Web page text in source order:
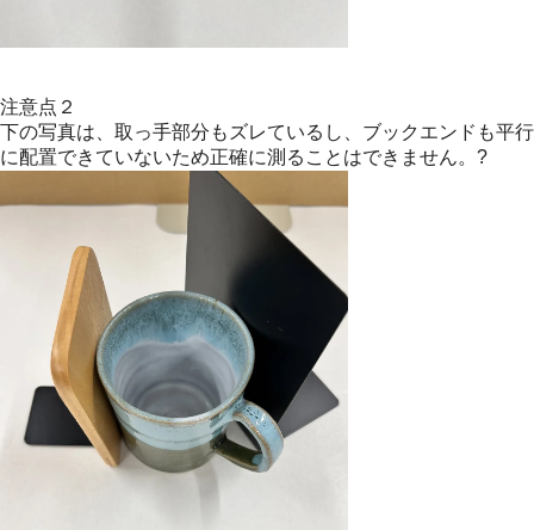
注意点２
下の写真は、取っ手部分もズレているし、ブックエンドも平行
に配置できていないため正確に測ることはできません。?